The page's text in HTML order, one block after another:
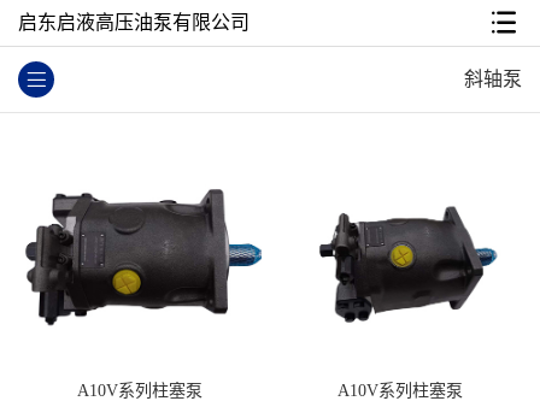
启东启液高压油泵有限公司
斜轴泵
A10V系列柱塞泵 A10V系列柱塞泵